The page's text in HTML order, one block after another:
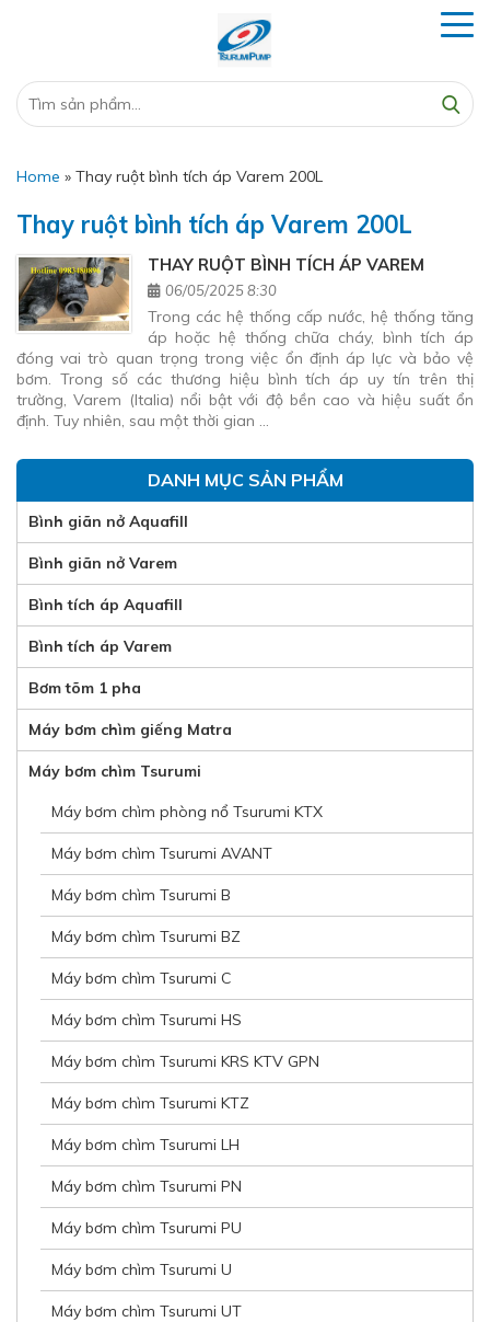
Home » Thay ruột bình tích áp Varem 200L
Thay ruột bình tích áp Varem 200L
THAY RUỘT BÌNH TÍCH ÁP VAREM
06/05/2025 8:30
Trong các hệ thống cấp nước, hệ thống tăng
áp hoặc hệ thống chữa cháy, bình tích áp
đóng vai trò quan trọng trong việc ổn định áp lực và bảo vệ
bơm. Trong số các thương hiệu bình tích áp uy tín trên thị
trường, Varem (Italia) nổi bật với độ bền cao và hiệu suất ổn
định. Tuy nhiên, sau một thời gian …
DANH MỤC SẢN PHẨM
Bình giãn nở Aquafill
Bình giãn nở Varem
Bình tích áp Aquafill
Bình tích áp Varem
Bơm tõm 1 pha
Máy bơm chìm giếng Matra
Máy bơm chìm Tsurumi
Máy bơm chìm phòng nổ Tsurumi KTX
Máy bơm chìm Tsurumi AVANT
Máy bơm chìm Tsurumi B
Máy bơm chìm Tsurumi BZ
Máy bơm chìm Tsurumi C
Máy bơm chìm Tsurumi HS
Máy bơm chìm Tsurumi KRS KTV GPN
Máy bơm chìm Tsurumi KTZ
Máy bơm chìm Tsurumi LH
Máy bơm chìm Tsurumi PN
Máy bơm chìm Tsurumi PU
Máy bơm chìm Tsurumi U
Máy bơm chìm Tsurumi UT